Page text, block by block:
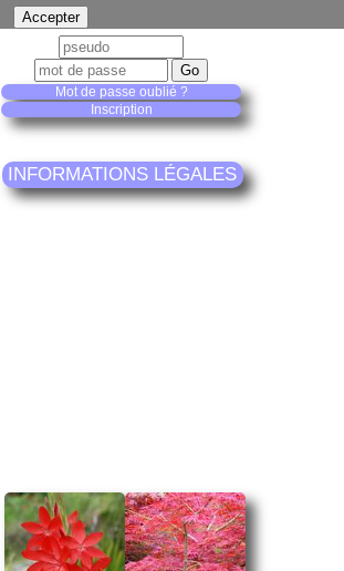
Mot de passe oublié ?
Inscription
INFORMATIONS LÉGALES